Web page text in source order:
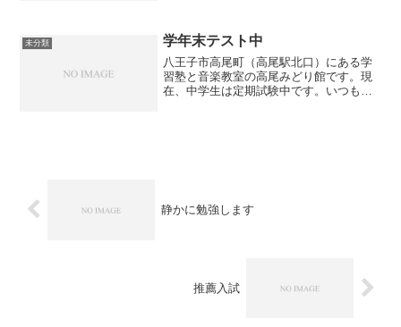
て参ります。一方で体...
未分類 学年末テスト中
八王子市高尾町（高尾駅北口）にある学
習塾と音楽教室の高尾みどり館です。現
在、中学生は定期試験中です。いつもよ
静かに勉強します
推薦入試